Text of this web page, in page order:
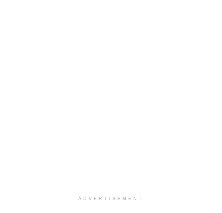
ADVERTISEMENT